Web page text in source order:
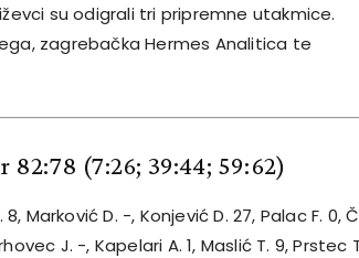
su odigrali tri pripremne utakmice.
zagrebačka Hermes Analitica te
82:78 (7:26; 39:44; 59:62)
Marković D. -, Konjević D. 27, Palac F. 0,
J. -, Kapelari A. 1, Maslić T. 9, Prstec